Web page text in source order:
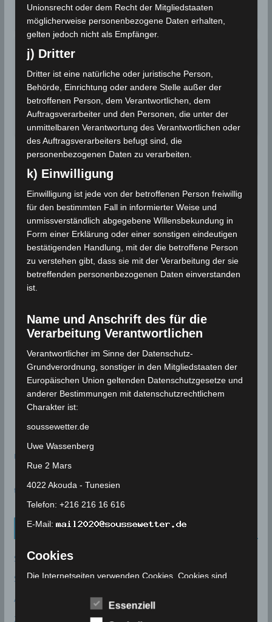
Wettergeschehen (Meteorologie) Weiterlesen
2018
Für einen August ungewöhnliche
starke Niederschläge
Für einen August ungewöhnliche starke
Niederschläge werden in einigen Regionen…
Wettergeschehen (Meteorologie) Weiterlesen
meteoblue
time.is - Sonnenzeiten
Neueinträge Glossar
Sommer 2003
Sturmflut
AE
24P/Schaumasse
Unionsrecht oder dem Recht der Mitgliedstaaten
möglicherweise personenbezogene Daten erhalten,
gelten jedoch nicht als Empfänger.
j) Dritter
Dritter ist eine natürliche oder juristische Person,
Behörde, Einrichtung oder andere Stelle außer der
betroffenen Person, dem Verantwortlichen, dem
Auftragsverarbeiter und den Personen, die unter der
unmittelbaren Verantwortung des Verantwortlichen oder
des Auftragsverarbeiters befugt sind, die
personenbezogenen Daten zu verarbeiten.
k) Einwilligung
Einwilligung ist jede von der betroffenen Person freiwillig
für den bestimmten Fall in informierter Weise und
unmissverständlich abgegebene Willensbekundung in
Form einer Erklärung oder einer sonstigen eindeutigen
bestätigenden Handlung, mit der die betroffene Person
zu verstehen gibt, dass sie mit der Verarbeitung der sie
betreffenden personenbezogenen Daten einverstanden
ist.
Name und Anschrift des für die
Verarbeitung Verantwortlichen
Verantwortlicher im Sinne der Datenschutz-
Grundverordnung, sonstiger in den Mitgliedstaaten der
Europäischen Union geltenden Datenschutzgesetze und
anderer Bestimmungen mit datenschutzrechtlichem
Charakter ist:
soussewetter.de
Uwe Wassenberg
Rue 2 Mars
4022 Akouda - Tunesien
Telefon: +216 216 16 616
E-Mail:
Cookies
Die Internetseiten verwenden Cookies. Cookies sind
einem Computersystem abgelegt und gespeichert
Essenziell